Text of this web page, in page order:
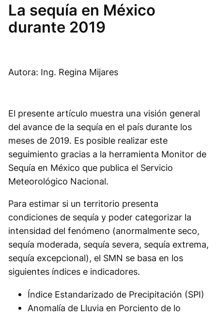
La sequía en México
durante 2019
Autora: Ing. Regina Mijares
El presente artículo muestra una visión general
del avance de la sequía en el país durante los
meses de 2019. Es posible realizar este
seguimiento gracias a la herramienta Monitor de
Sequía en México que publica el Servicio
Meteorológico Nacional.
Para estimar si un territorio presenta
condiciones de sequía y poder categorizar la
intensidad del fenómeno (anormalmente seco,
sequía moderada, sequía severa, sequía extrema,
sequía excepcional), el SMN se basa en los
siguientes índices e indicadores.
Índice Estandarizado de Precipitación (SPI)
Anomalía de Lluvia en Porciento de lo